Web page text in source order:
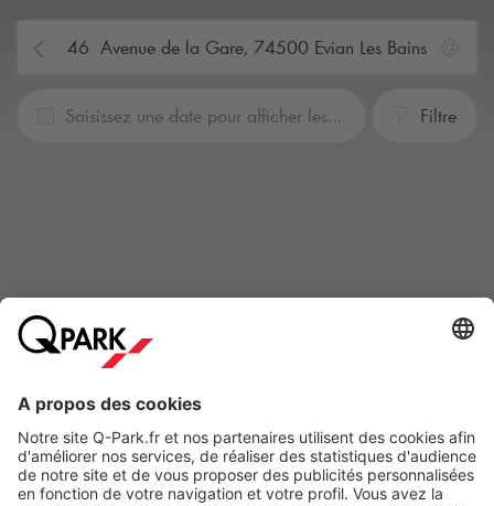
Saisissez une date pour afficher les prix. Filtre